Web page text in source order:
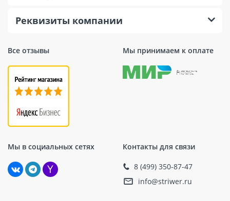
Все отзывы Мы принимаем к оплате
Мы в социальных сетях Контакты для связи
8 (499) 350-87-47
info@striwer.ru
Реквизиты компании